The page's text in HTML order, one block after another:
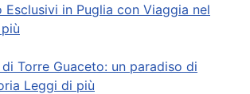
in Puglia con Viaggia nel
Torre Guaceto: un paradiso di
Leggi di più